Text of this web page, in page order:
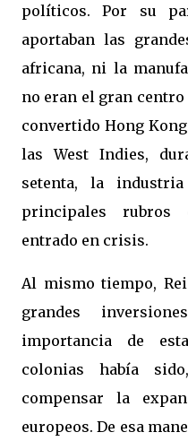
políticos. Por su
aportaban las
africana, ni la
no eran el gran
convertido Hong
las West Indies,
setenta, la
principales rubros
entrado en crisis.
Al mismo tiempo,
grandes
importancia de
colonias había
compensar la
europeos. De esa